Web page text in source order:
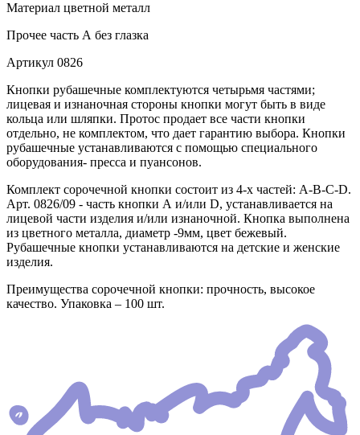
Материал цветной металл
Прочее часть А без глазка
Артикул 0826
Кнопки рубашечные комплектуются четырьмя частями;
лицевая и изнаночная стороны кнопки могут быть в виде
кольца или шляпки. Протос продает все части кнопки
отдельно, не комплектом, что дает гарантию выбора. Кнопки
рубашечные устанавливаются с помощью специального
оборудования- пресса и пуансонов.
Комплект сорочечной кнопки состоит из 4-х частей: А-В-С-D.
Арт. 0826/09 - часть кнопки А и/или D, устанавливается на
лицевой части изделия и/или изнаночной. Кнопка выполнена
из цветного металла, диаметр -9мм, цвет бежевый.
Рубашечные кнопки устанавливаются на детские и женские
изделия.
Преимущества сорочечной кнопки: прочность, высокое
качество. Упаковка – 100 шт.